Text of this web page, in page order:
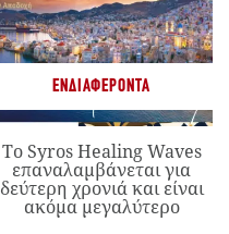
ΕΝΔΙΑΦΈΡΟΝΤΑ
Το Syros Healing Waves
επαναλαμβάνεται για
δεύτερη χρονιά και είναι
ακόμα μεγαλύτερο